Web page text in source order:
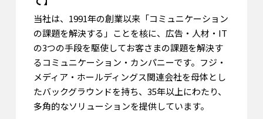
当社は、1991年の創業以来「コミュニケーション
の課題を解決する」ことを核に、広告・人材・IT
の3つの手段を駆使してお客さまの課題を解決す
るコミュニケーション・カンパニーです。フジ・
メディア・ホールディングス関連会社を母体とし
たバックグラウンドを持ち、35年以上にわたり、
多角的なソリューションを提供しています。